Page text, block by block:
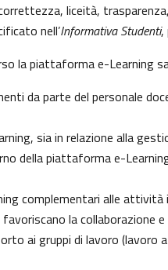
liceità,
nell’Informativa Studenti,
la piattaforma e-Learning
da parte del personale
sia in relazione alla
della piattaforma e-
complementari alle
la collaborazione
ai gruppi di lavoro (lavoro